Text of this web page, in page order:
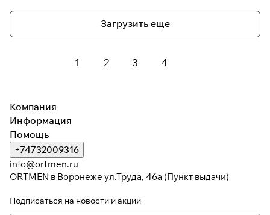
Загрузить еще
1 2 3 4
Компания
Информация
Помощь
+74732009316
info@ortmen.ru
ORTMEN в Воронеже ул.Труда, 46а (Пункт выдачи)
Подписаться на новости и акции